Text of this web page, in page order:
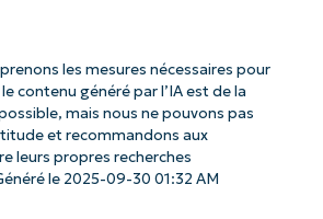
les mesures nécessaires pour
contenu généré par l’IA est de la
mais nous ne pouvons pas
et recommandons aux
leurs propres recherches
le 2025-09-30 01:32 AM